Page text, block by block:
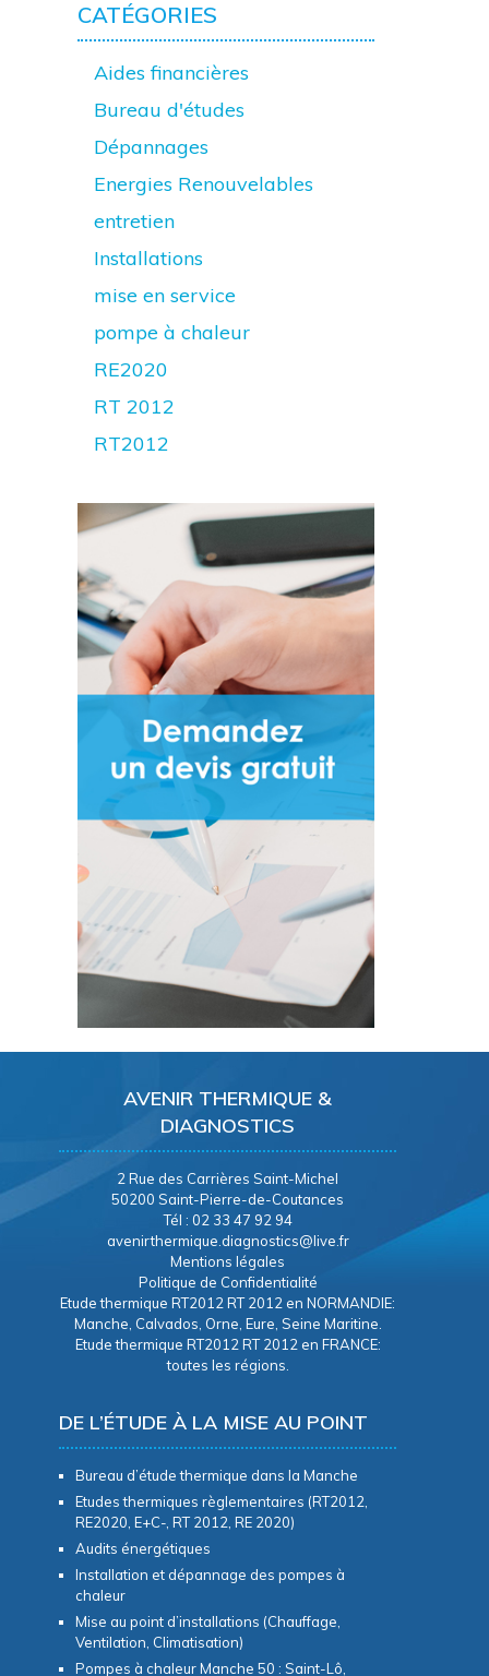
CATÉGORIES
Aides financières
Bureau d'études
Dépannages
Energies Renouvelables
entretien
Installations
mise en service
pompe à chaleur
RE2020
RT 2012
RT2012
AVENIR THERMIQUE &
DIAGNOSTICS
2 Rue des Carrières Saint-Michel
50200 Saint-Pierre-de-Coutances
Tél : 02 33 47 92 94
avenirthermique.diagnostics@live.fr
Mentions légales
Politique de Confidentialité
Etude thermique RT2012 RT 2012 en NORMANDIE:
Manche, Calvados, Orne, Eure, Seine Maritine.
Etude thermique RT2012 RT 2012 en FRANCE:
toutes les régions.
DE L’ÉTUDE À LA MISE AU POINT
Bureau d’étude thermique dans la Manche
Etudes thermiques règlementaires (RT2012,
RE2020, E+C-, RT 2012, RE 2020)
Audits énergétiques
Installation et dépannage des pompes à
chaleur
Mise au point d’installations (Chauffage,
Ventilation, Climatisation)
Pompes à chaleur Manche 50 : Saint-Lô,